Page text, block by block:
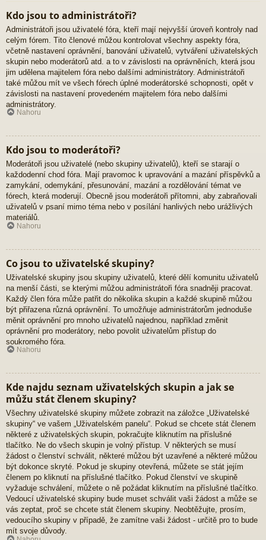
Kdo jsou to administrátoři?
Administrátoři jsou uživatelé fóra, kteří mají nejvyšší úroveň kontroly nad
celým fórem. Tito členové můžou kontrolovat všechny aspekty fóra,
včetně nastavení oprávnění, banování uživatelů, vytváření uživatelských
skupin nebo moderátorů atd. a to v závislosti na oprávněních, která jsou
jim udělena majitelem fóra nebo dalšími administrátory. Administrátoři
také můžou mít ve všech fórech úplné moderátorské schopnosti, opět v
závislosti na nastavení provedeném majitelem fóra nebo dalšími
administrátory.
Nahoru
Kdo jsou to moderátoři?
Moderátoři jsou uživatelé (nebo skupiny uživatelů), kteří se starají o
každodenní chod fóra. Mají pravomoc k upravování a mazání příspěvků a
zamykání, odemykání, přesunování, mazání a rozdělování témat ve
fórech, která moderují. Obecně jsou moderátoři přítomni, aby zabraňovali
uživatelů v psaní mimo téma nebo v posílání hanlivých nebo urážlivých
materiálů.
Nahoru
Co jsou to uživatelské skupiny?
Uživatelské skupiny jsou skupiny uživatelů, které dělí komunitu uživatelů
na menší části, se kterými můžou administrátoři fóra snadněji pracovat.
Každý člen fóra může patřit do několika skupin a každé skupině můžou
být přiřazena různá oprávnění. To umožňuje administrátorům jednoduše
měnit oprávnění pro mnoho uživatelů najednou, například změnit
oprávnění pro moderátory, nebo povolit uživatelům přístup do
soukromého fóra.
Nahoru
Kde najdu seznam uživatelských skupin a jak se
můžu stát členem skupiny?
Všechny uživatelské skupiny můžete zobrazit na záložce „Uživatelské
skupiny“ ve vašem „Uživatelském panelu“. Pokud se chcete stát členem
některé z uživatelských skupin, pokračujte kliknutím na příslušné
tlačítko. Ne do všech skupin je volný přístup. V některých se musí
žádost o členství schválit, některé můžou být uzavřené a některé můžou
být dokonce skryté. Pokud je skupiny otevřená, můžete se stát jejím
členem po kliknutí na příslušné tlačítko. Pokud členství ve skupině
vyžaduje schválení, můžete o ně požádat kliknutím na příslušné tlačítko.
Vedoucí uživatelské skupiny bude muset schválit vaši žádost a může se
vás zeptat, proč se chcete stát členem skupiny. Neobtěžujte, prosím,
vedoucího skupiny v případě, že zamítne vaši žádost - určitě pro to bude
mít svoje důvody.